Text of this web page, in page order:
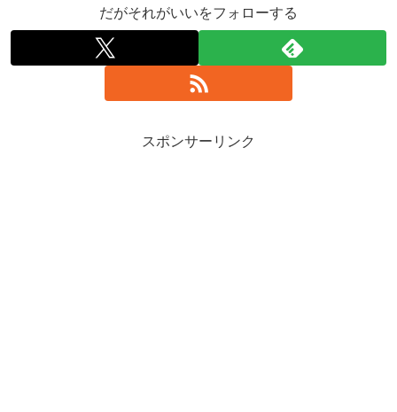
だがそれがいいをフォローする
スポンサーリンク